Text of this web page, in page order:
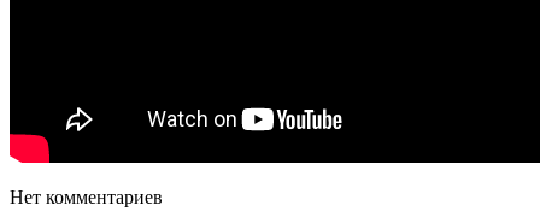
Нет комментариев